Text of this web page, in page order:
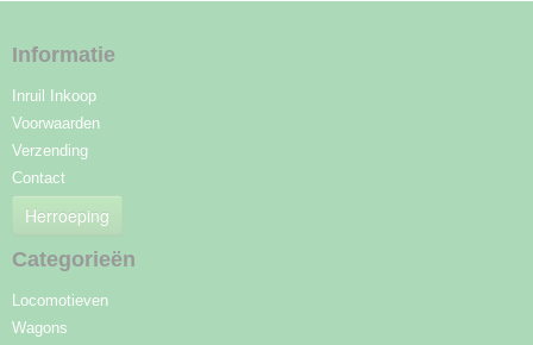
Informatie
Inruil Inkoop
Voorwaarden
Verzending
Contact
Herroeping
Categorieën
Locomotieven
Wagons